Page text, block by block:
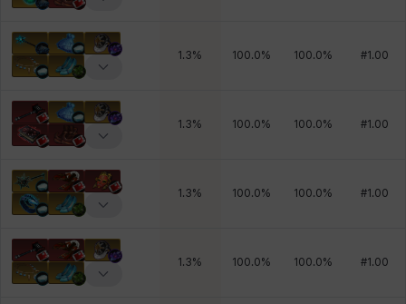
1.3% 100.0% 100.0% #1.00
1.3% 100.0% 100.0% #1.00
1.3% 100.0% 100.0% #1.00
1.3% 100.0% 100.0% #1.00